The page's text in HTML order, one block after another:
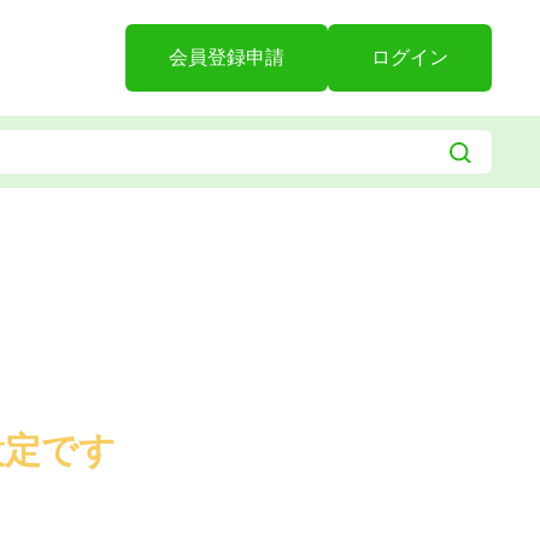
会員登録申請 ログイン
です